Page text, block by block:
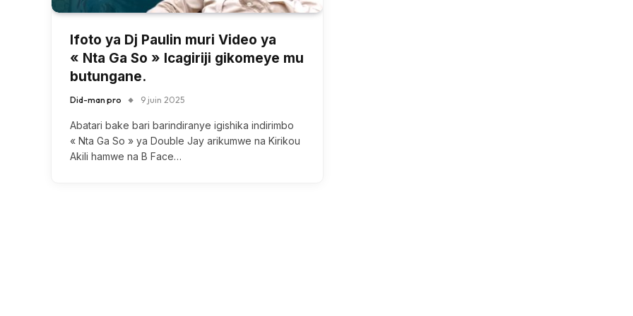
Ifoto ya Dj Paulin muri Video ya
« Nta Ga So » Icagiriji gikomeye mu
butungane.
Did-man pro 9 juin 2025
Abatari bake bari barindiranye igishika indirimbo
« Nta Ga So » ya Double Jay arikumwe na Kirikou
Akili hamwe na B Face…